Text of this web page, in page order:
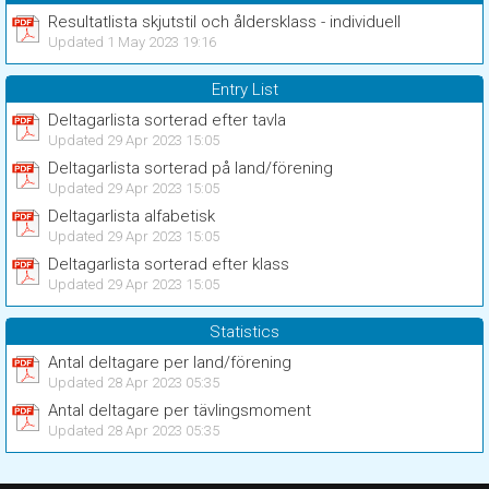
Resultatlista skjutstil och åldersklass - individuell
Updated 1 May 2023 19:16
Entry List
Deltagarlista sorterad efter tavla
Updated 29 Apr 2023 15:05
Deltagarlista sorterad på land/förening
Updated 29 Apr 2023 15:05
Deltagarlista alfabetisk
Updated 29 Apr 2023 15:05
Deltagarlista sorterad efter klass
Updated 29 Apr 2023 15:05
Statistics
Antal deltagare per land/förening
Updated 28 Apr 2023 05:35
Antal deltagare per tävlingsmoment
Updated 28 Apr 2023 05:35